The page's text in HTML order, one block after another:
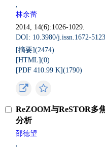
,
林余蕾
2014, 14(6):1026-1029.
DOI: 10.3980/j.issn.1672-
[摘要](2474)
[HTML](0)
[PDF 410.99 K](1790)
ReZOOM与ReSTOR多
分析
邵德望
,